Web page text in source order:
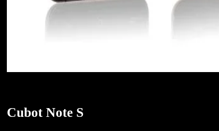
Cubot Note S